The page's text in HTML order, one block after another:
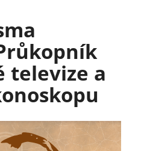
televize a